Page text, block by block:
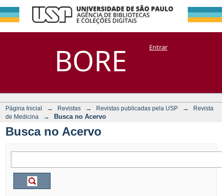
BORE
Busca no Acervo
DSpace/Manakin + CoriscoEntrar
Página Inicial → Revistas → Revistas publicadas pela USP →
Revista
de Medicina
→ Busca no Acervo
Busca no Acervo